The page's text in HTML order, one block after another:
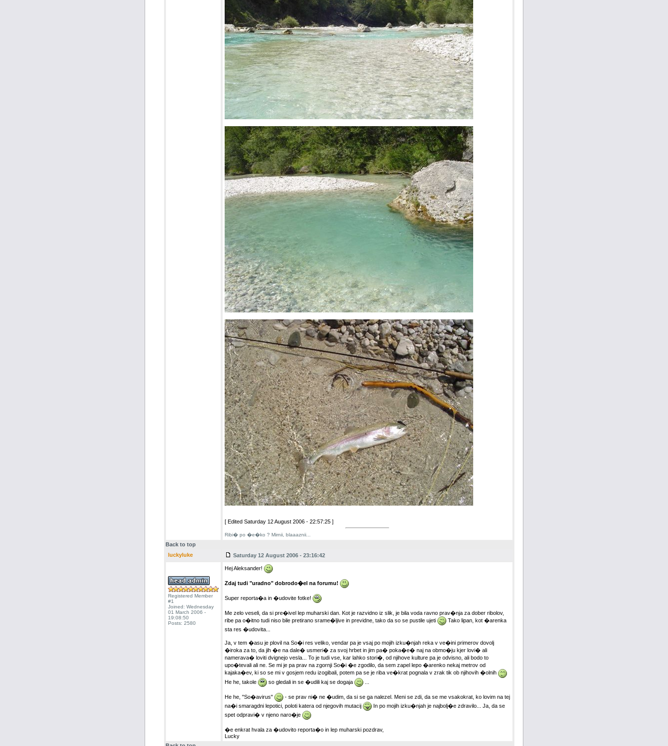
[ Edited Saturday 12 August 2006 - 22:57:25 ]
Ribi� po �e�ko ? Mirnii, blaaaznii...
Back to top
luckyluke
Saturday 12 August 2006 - 23:16:42
Registered Member
#1
Joined: Wednesday
01 March 2006 -
19:08:50
Posts: 2580
Hej Aleksander!
Zdaj tudi "uradno" dobrodo�el na forumu!
Super reporta�a in �udovite fotke!
Me zelo veseli, da si pre�ivel lep muharski dan. Kot je razvidno iz slik, je bila voda ravno prav�nja za dober ribolov,
ribe pa o�itno tudi niso bile pretirano srame�ljive in previdne, tako da so se pustile ujeti
Tako lipan, kot �arenka
sta res �udovita...
Ja, v tem �asu je plovil na So�i res veliko, vendar pa je vsaj po mojih izku�njah reka v ve�ini primerov dovolj
�iroka za to, da jih �e na dale� usmeri� za svoj hrbet in jim pa� poka�e� naj na obmo�ju kjer lovi� ali
namerava� loviti dvignejo vesla... To je tudi vse, kar lahko stori�, od njihove kulture pa je odvisno, ali bodo to
upo�tevali ali ne. Se mi je pa prav na zgornji So�i �e zgodilo, da sem zapel lepo �arenko nekaj metrov od
kajaka�ev, ki so se mi v gosjem redu izogibali, potem pa se je riba ve�krat pognala v zrak tik ob njihovih �olnih
He he, takole
so gledali in se �udili kaj se dogaja ...
He he, "So�avirus"
- se prav ni� ne �udim, da si se ga nalezel. Meni se zdi, da se me vsakokrat, ko lovim na tej
na�i smaragdni lepotici, poloti katera od njegovih mutacij
In po mojih izku�njah je najbolj�e zdravilo... Ja, da se
spet odpravi� v njeno naro�je
�e enkrat hvala za �udovito reporta�o in lep muharski pozdrav,
Lucky